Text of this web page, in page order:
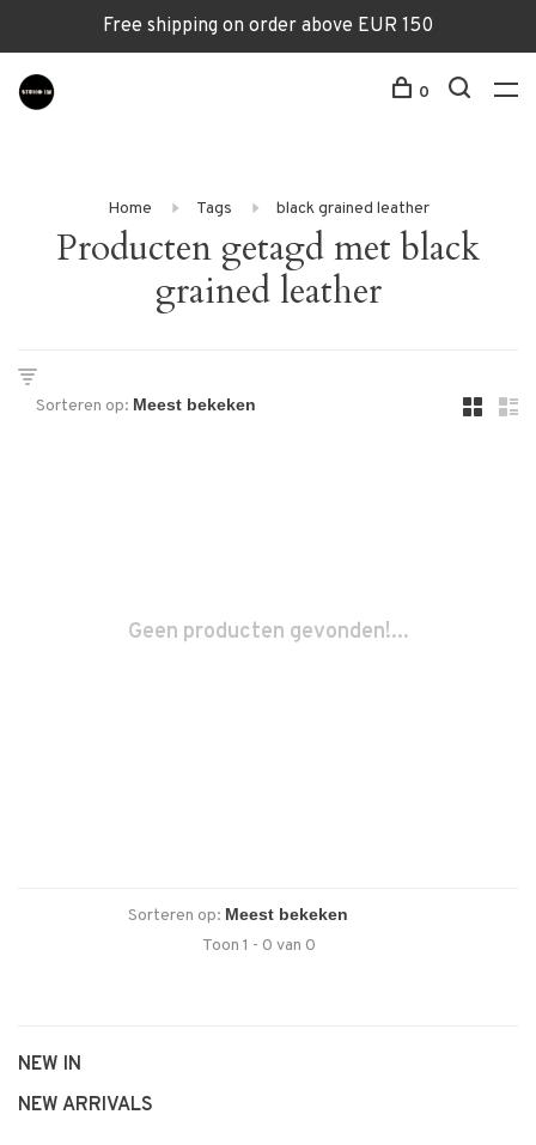
Free shipping on order above EUR 150
0
Home Tags black grained leather
Producten getagd met black
grained leather
Sorteren op:
Geen producten gevonden!...
Sorteren op:
Toon 1 - 0 van 0
NEW IN
NEW ARRIVALS